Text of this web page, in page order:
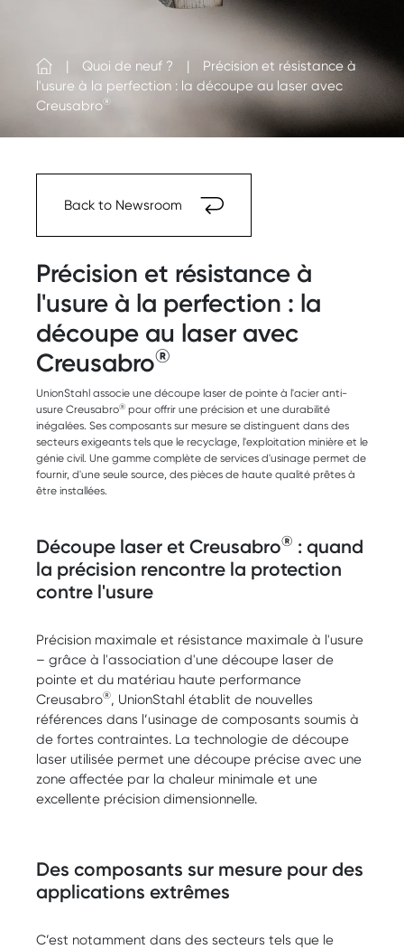
Quoi de neuf ?
Précision et résistance à
l'usure à la perfection : la découpe au laser avec
Creusabro®
Précision et résistance à
l'usure à la perfection : la
découpe au laser avec
Creusabro®
UnionStahl associe une découpe laser de pointe à l'acier anti-
usure Creusabro® pour offrir une précision et une durabilité
inégalées. Ses composants sur mesure se distinguent dans des
secteurs exigeants tels que le recyclage, l'exploitation minière et le
génie civil. Une gamme complète de services d'usinage permet de
fournir, d'une seule source, des pièces de haute qualité prêtes à
être installées.
Back to Newsroom
Découpe laser et Creusabro® : quand
la précision rencontre la protection
contre l'usure
Précision maximale et résistance maximale à l'usure
– grâce à l'association d'une découpe laser de
pointe et du matériau haute performance
Creusabro®, UnionStahl établit de nouvelles
références dans l’usinage de composants soumis à
de fortes contraintes. La technologie de découpe
laser utilisée permet une découpe précise avec une
zone affectée par la chaleur minimale et une
excellente précision dimensionnelle.
Des composants sur mesure pour des
applications extrêmes
C’est notamment dans des secteurs tels que le